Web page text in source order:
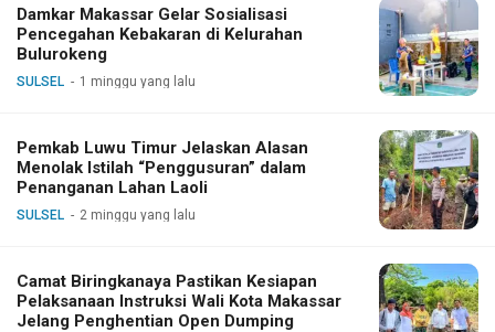
Damkar Makassar Gelar Sosialisasi
Pencegahan Kebakaran di Kelurahan
Bulurokeng
SULSEL 1 minggu yang lalu
Pemkab Luwu Timur Jelaskan Alasan
Menolak Istilah “Penggusuran” dalam
Penanganan Lahan Laoli
SULSEL 2 minggu yang lalu
Camat Biringkanaya Pastikan Kesiapan
Pelaksanaan Instruksi Wali Kota Makassar
Jelang Penghentian Open Dumping